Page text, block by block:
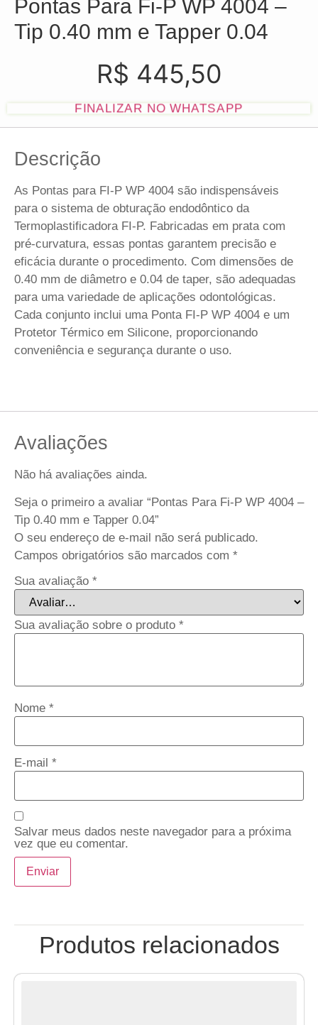
Pontas Para Fi-P WP 4004 –
Tip 0.40 mm e Tapper 0.04
R$ 445,50
FINALIZAR NO WHATSAPP
Descrição
As Pontas para FI-P WP 4004 são indispensáveis
para o sistema de obturação endodôntico da
Termoplastificadora FI-P. Fabricadas em prata com
pré-curvatura, essas pontas garantem precisão e
eficácia durante o procedimento. Com dimensões de
0.40 mm de diâmetro e 0.04 de taper, são adequadas
para uma variedade de aplicações odontológicas.
Cada conjunto inclui uma Ponta FI-P WP 4004 e um
Protetor Térmico em Silicone, proporcionando
conveniência e segurança durante o uso.
Avaliações
Não há avaliações ainda.
Seja o primeiro a avaliar “Pontas Para Fi-P WP 4004 –
Tip 0.40 mm e Tapper 0.04”
O seu endereço de e-mail não será publicado.
Campos obrigatórios são marcados com *
Sua avaliação *
Sua avaliação sobre o produto *
Nome *
E-mail *
Salvar meus dados neste navegador para a próxima
vez que eu comentar.
Produtos relacionados